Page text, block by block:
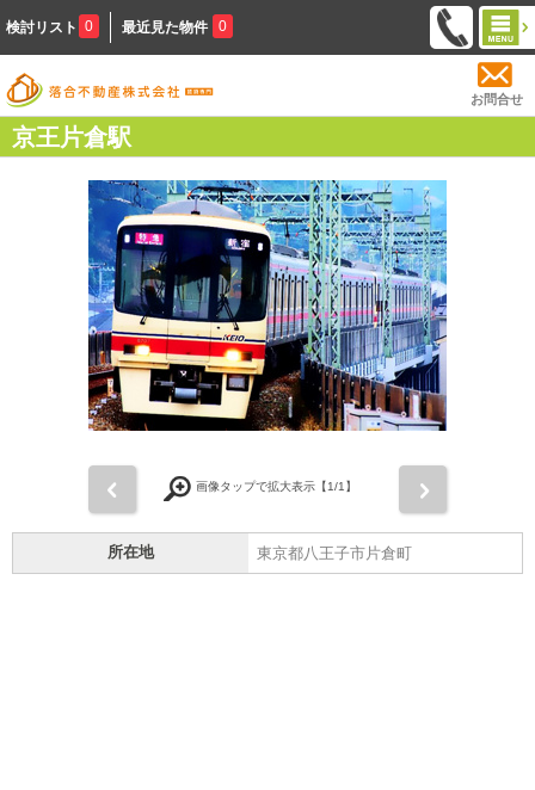
検討リスト 0 最近見た物件 0
お問合せ
京王片倉駅
画像タップで拡大表示【1/1】
所在地 東京都八王子市片倉町